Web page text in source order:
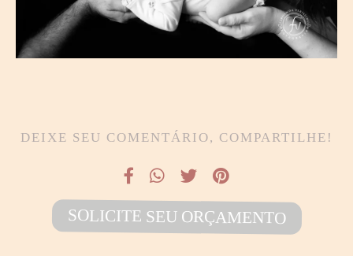
DEIXE SEU COMENTÁRIO, COMPARTILHE!
SOLICITE SEU ORÇAMENTO